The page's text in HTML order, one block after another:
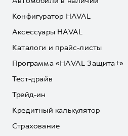
Конфигуратор HAVAL
Аксессуары HAVAL
Каталоги и прайс-листы
Программа «HAVAL Защита+»
Тест-драйв
Трейд-ин
Кредитный калькулятор
Страхование